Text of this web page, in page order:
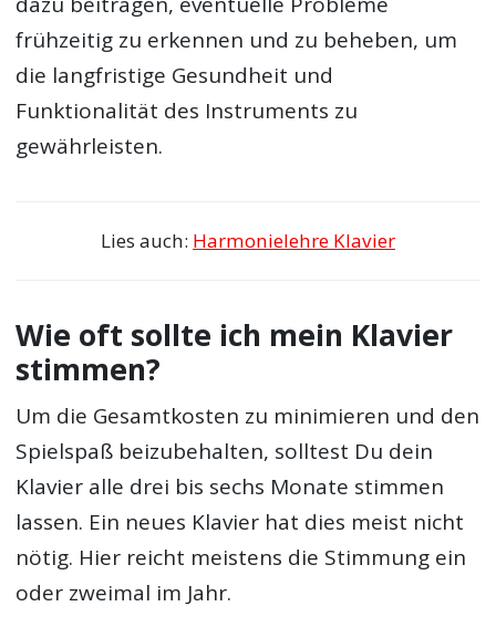
frühzeitig zu erkennen und zu beheben, um
die langfristige Gesundheit und
Funktionalität des Instruments zu
gewährleisten.
Lies auch: Harmonielehre Klavier
Wie oft sollte ich mein Klavier
stimmen?
Um die Gesamtkosten zu minimieren und den
Spielspaß beizubehalten, solltest Du dein
Klavier alle drei bis sechs Monate stimmen
lassen. Ein neues Klavier hat dies meist nicht
nötig. Hier reicht meistens die Stimmung ein
oder zweimal im Jahr.